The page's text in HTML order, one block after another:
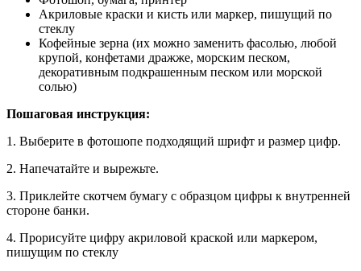
Акриловые краски и кисть или маркер, пишущий по
стеклу
Кофейные зерна (их можно заменить фасолью, любой
крупой, конфетами дражже, морским песком,
декоративным подкрашенным песком или морской
солью)
Пошаговая инструкция:
1. Выберите в фотошопе подходящий шрифт и размер цифр.
2. Напечатайте и вырежьте.
3. Приклейте скотчем бумагу с образцом цифры к внутренней
стороне банки.
4. Прорисуйте цифру акриловой краской или маркером,
пишущим по стеклу